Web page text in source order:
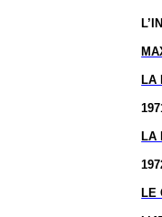
LA
LA
LE